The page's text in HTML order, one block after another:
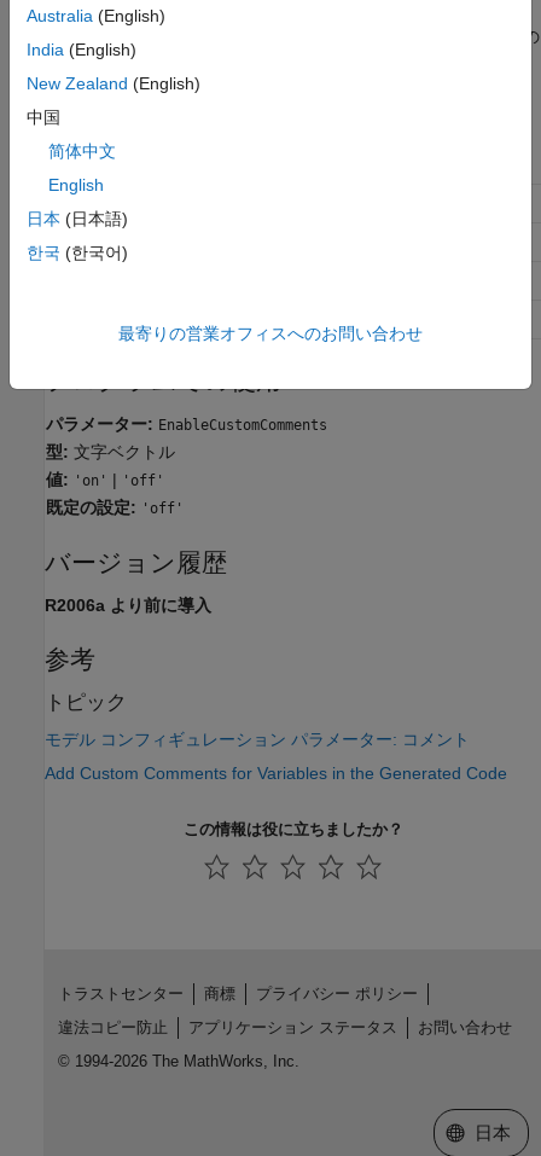
オフ
信号およびパラメーターの識別子についてのカスタム コメントの
生成を抑制します。
推奨設定
アプリケーション
トレーサビリティ
パラメーター: EnableCustomComments
型: 文字ベクトル
値: 'on' | 'off'
既定の設定: 'off'
バージョン履歴
R2006a より前に導入
参考
トピック
モデル コンフィギュレーション パラメーター: コメント
Add Custom Comments for Variables in the Generated Code
この情報は役に立ちましたか？
Australia (English)
India (English)
New Zealand (English)
中国
简体中文
English
日本 (日本語)
한국 (한국어)
最寄りの営業オフィスへのお問い合わせ
トラストセンター 商標
プライバシー ポリシー
違法コピー防止
アプリケーション ステータス
お問い合わせ
© 1994-2026 The MathWorks, Inc.
Web サイ
日本